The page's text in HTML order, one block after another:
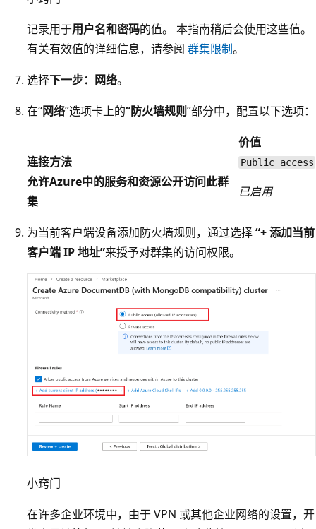
记录用于用户名和密码的值。
本指南稍后会使用这些值。
有关有效值的详细信息，请参阅 群集限制。
选择下一步：网络。
在“网络”选项卡上的“防火墙规则”部分中，配置以下选项：
价值
连接方法
Public access
允许Azure中的服务和资源公开访问此群
集
已启用
为当前客户端设备添加防火墙规则，通过选择“+ 添加当前
客户端 IP 地址”来授予对群集的访问权限。
小窍门
在许多企业环境中，由于 VPN 或其他企业网络的设置，开